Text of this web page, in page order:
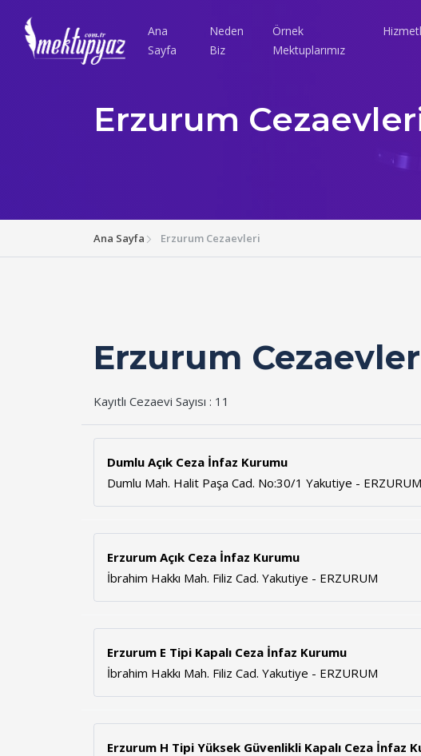
Ana
Sayfa
Neden
Biz
Örnek
Mektuplarımız
Erzurum
Ana Sayfa Erzurum Cezaevleri
Erzurum
Kayıtlı Cezaevi Sayısı : 11
Dumlu Açık Ceza İnfaz Kurumu
Dumlu Mah. Halit Paşa Cad. No:30/1 Yakutiye - ERZURUM
Erzurum Açık Ceza İnfaz Kurumu
İbrahim Hakkı Mah. Filiz Cad. Yakutiye - ERZURUM
Erzurum E Tipi Kapalı Ceza İnfaz Kurumu
İbrahim Hakkı Mah. Filiz Cad. Yakutiye - ERZURUM
Erzurum H Tipi Yüksek Güvenlikli Kapalı Ceza İnfaz